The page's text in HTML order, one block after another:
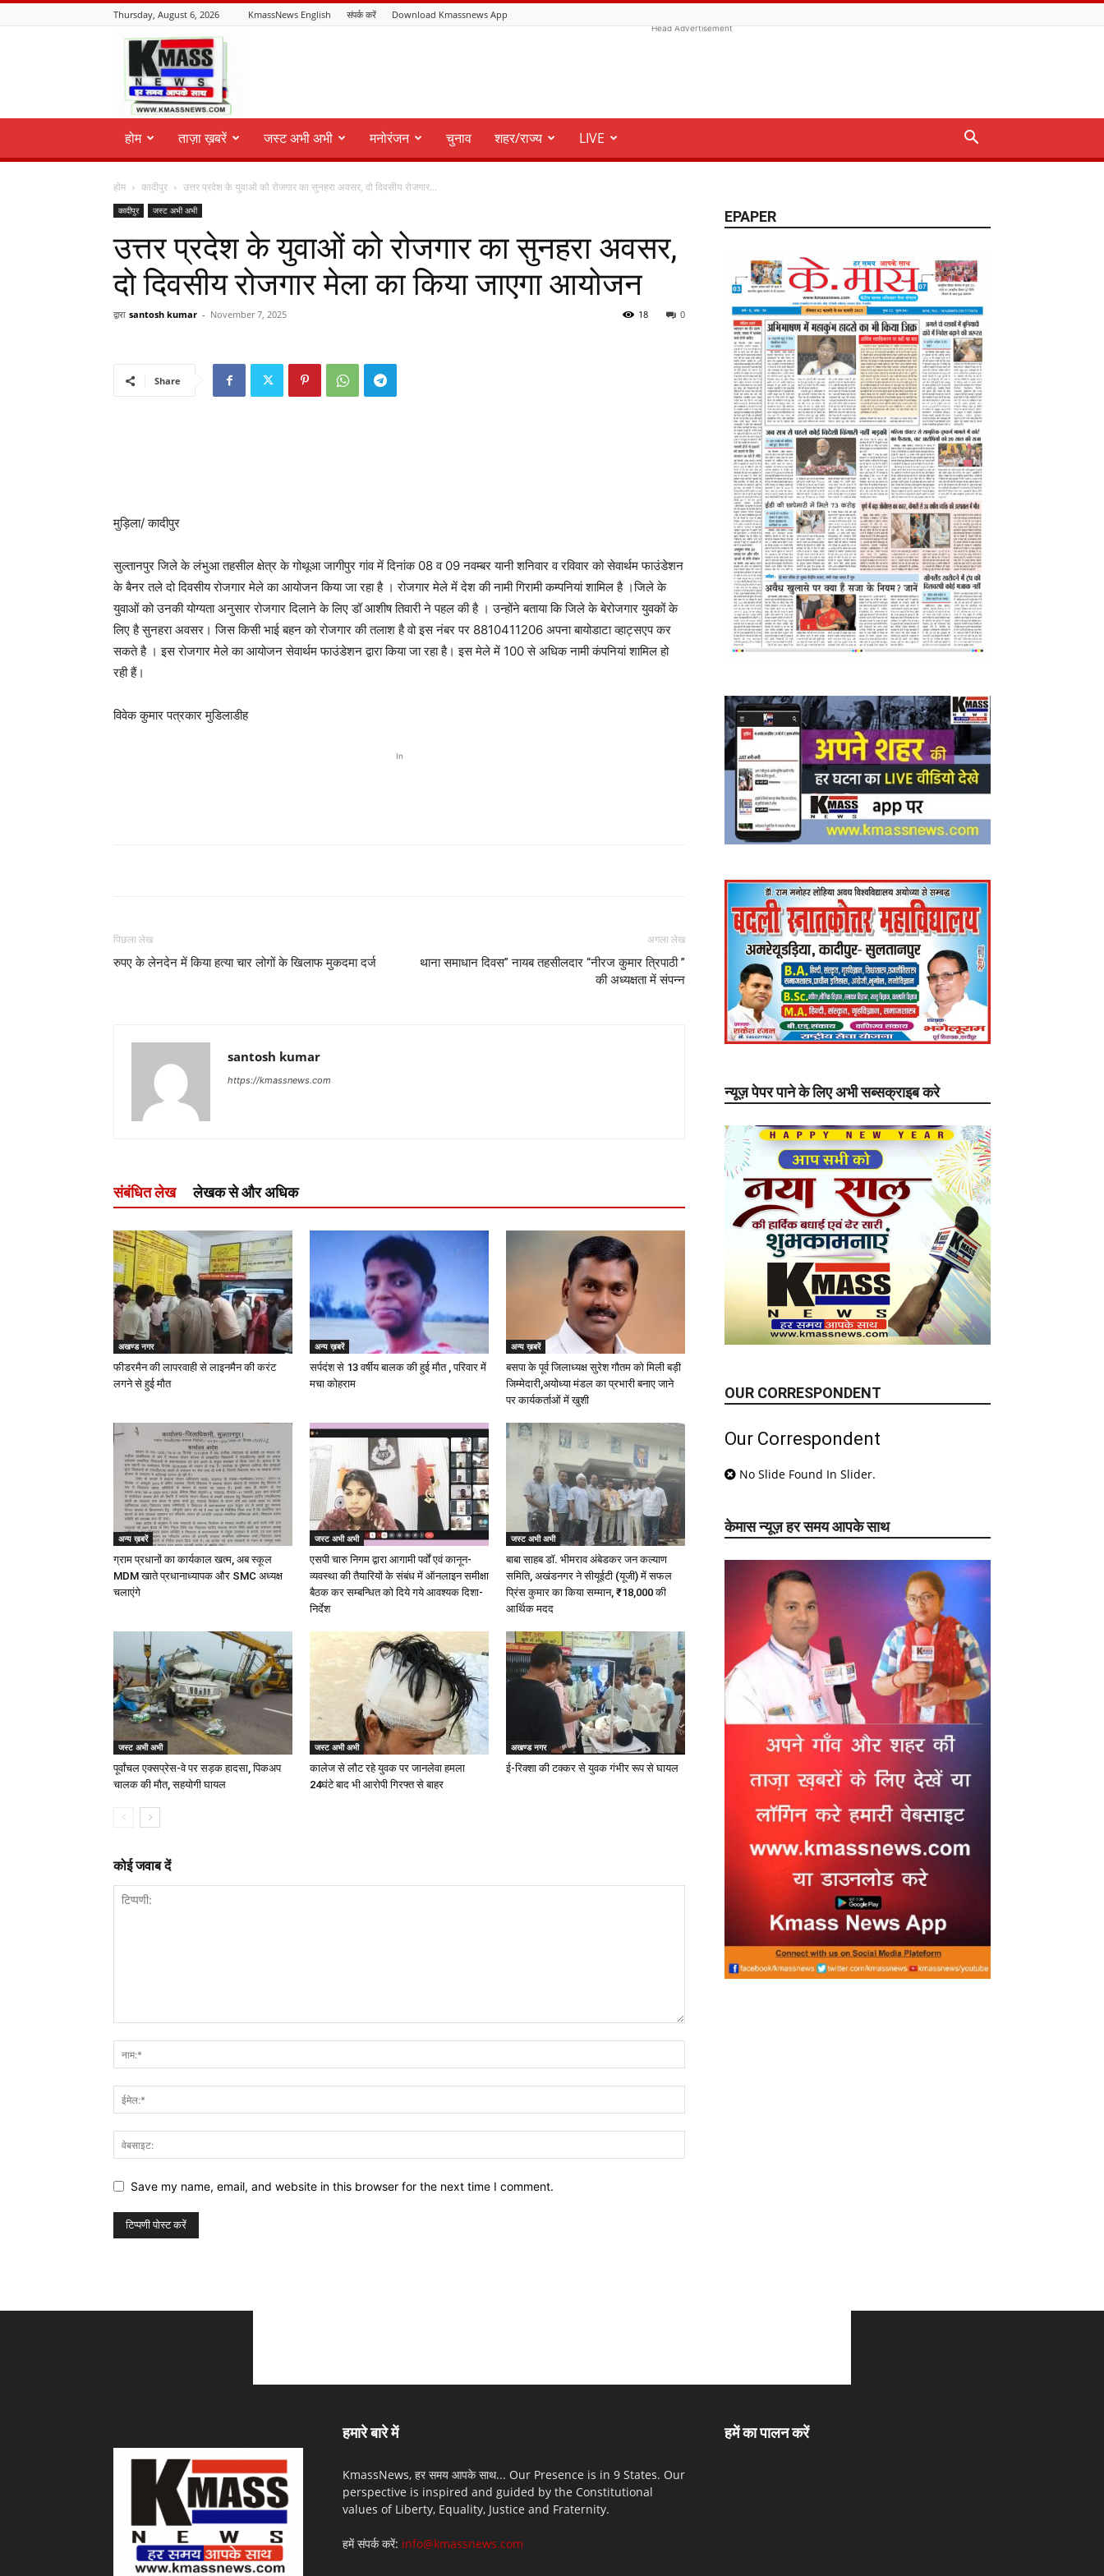
Thursday, August 6, 2026 KmassNews English संपर्क करें Download Kmassnews App
KmassNews
Head Advertisement
होम ताज़ा ख़बरें जस्ट अभी अभी मनोरंजन चुनाव शहर/राज्य LIVE
होम कादीपुर उत्तर प्रदेश के युवाओं को रोजगार का सुनहरा अवसर, दो दिवसीय रोजगार...
कादीपुर जस्ट अभी अभी
उत्तर प्रदेश के युवाओं को रोजगार का सुनहरा अवसर,
दो दिवसीय रोजगार मेला का किया जाएगा आयोजन
द्वारा santosh kumar - November 7, 2025 0
18
Share
मुड़िला/ कादीपुर
सुल्तानपुर जिले के लंभुआ तहसील क्षेत्र के गोथूआ जागीपुर गांव में दिनांक 08 व 09 नवम्बर यानी शनिवार व रविवार को सेवार्थम फाउंडेशन
के बैनर तले दो दिवसीय रोजगार मेले का आयोजन किया जा रहा है । रोजगार मेले में देश की नामी गिरामी कम्पनियां शामिल है ।जिले के
युवाओं को उनकी योग्यता अनुसार रोजगार दिलाने के लिए डॉ आशीष तिवारी ने पहल की है । उन्होंने बताया कि जिले के बेरोजगार युवकों के
लिए है सुनहरा अवसर। जिस किसी भाई बहन को रोजगार की तलाश है वो इस नंबर पर 8810411206 अपना बायोडाटा व्हाट्सएप कर
सकते है । इस रोजगार मेले का आयोजन सेवार्थम फाउंडेशन द्वारा किया जा रहा है। इस मेले में 100 से अधिक नामी कंपनियां शामिल हो
रही हैं।
विवेक कुमार पत्रकार मुडिलाडीह
In
पिछला लेख
रुपए के लेनदेन में किया हत्या चार लोगों के खिलाफ मुकदमा दर्ज
अगला लेख
थाना समाधान दिवस” नायब तहसीलदार “नीरज कुमार त्रिपाठी ”
की अध्यक्षता में संपन्न
santosh kumar
https://kmassnews.com
संबंधित लेख लेखक से और अधिक
अखण्ड नगर
फीडरमैन की लापरवाही से लाइनमैन की करंट
लगने से हुई मौत
अन्य ख़बरें
सर्पदंश से 13 वर्षीय बालक की हुई मौत , परिवार में
मचा कोहराम
अन्य ख़बरें
बसपा के पूर्व जिलाध्यक्ष सुरेश गौतम को मिली बड़ी
जिम्मेदारी,अयोध्या मंडल का प्रभारी बनाए जाने
पर कार्यकर्ताओं में खुशी
अन्य ख़बरें
ग्राम प्रधानों का कार्यकाल खत्म, अब स्कूल
MDM खाते प्रधानाध्यापक और SMC अध्यक्ष
चलाएंगे
जस्ट अभी अभी
एसपी चारु निगम द्वारा आगामी पर्वों एवं कानून-
व्यवस्था की तैयारियों के संबंध में ऑनलाइन समीक्षा
बैठक कर सम्बन्धित को दिये गये आवश्यक दिशा-
निर्देश
जस्ट अभी अभी
बाबा साहब डॉ. भीमराव अंबेडकर जन कल्याण
समिति, अखंडनगर ने सीयूईटी (यूजी) में सफल
प्रिंस कुमार का किया सम्मान, ₹18,000 की
आर्थिक मदद
जस्ट अभी अभी
पूर्वांचल एक्सप्रेस-वे पर सड़क हादसा, पिकअप
चालक की मौत, सहयोगी घायल
जस्ट अभी अभी
कालेज से लौट रहे युवक पर जानलेवा हमला
24घंटे बाद भी आरोपी गिरफ्त से बाहर
अखण्ड नगर
ई-रिक्शा की टक्कर से युवक गंभीर रूप से घायल
कोई जवाब दें
Save my name, email, and website in this browser for the next time I comment.
EPAPER
न्यूज़ पेपर पाने के लिए अभी सब्सक्राइब करे
OUR CORRESPONDENT
Our Correspondent
No Slide Found In Slider.
केमास न्यूज़ हर समय आपके साथ
हमारे बारे में
KmassNews, हर समय आपके साथ... Our Presence is in 9 States. Our
perspective is inspired and guided by the Constitutional
values of Liberty, Equality, Justice and Fraternity.
हमें संपर्क करें: info@kmassnews.com
हमें का पालन करें